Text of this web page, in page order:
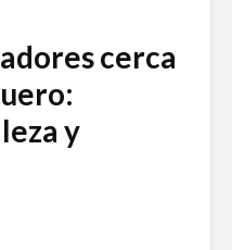
cerca
y